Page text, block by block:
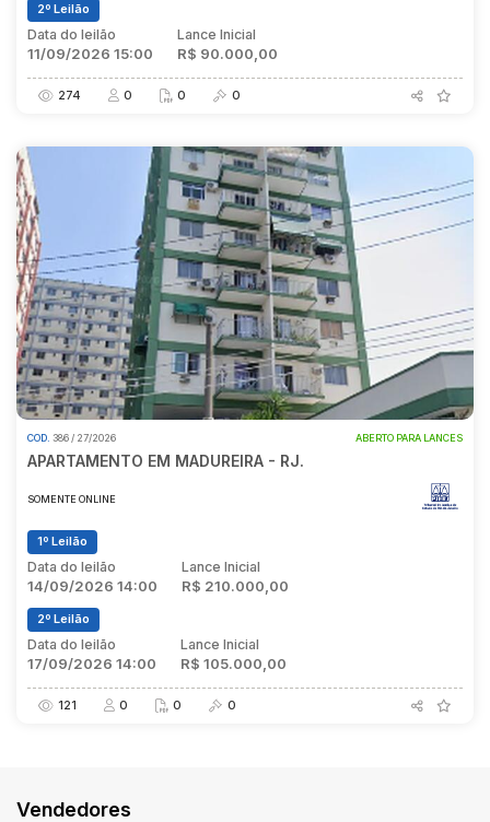
2º Leilão
Data do leilão
11/09/2026 15:00
Lance Inicial
R$ 90.000,00
274 0 0 0
COD. 386 / 27/2026 ABERTO PARA LANCES
APARTAMENTO EM MADUREIRA - RJ.
SOMENTE ONLINE
1º Leilão
Data do leilão
14/09/2026 14:00
Lance Inicial
R$ 210.000,00
2º Leilão
Data do leilão
17/09/2026 14:00
Lance Inicial
R$ 105.000,00
121 0 0 0
Vendedores